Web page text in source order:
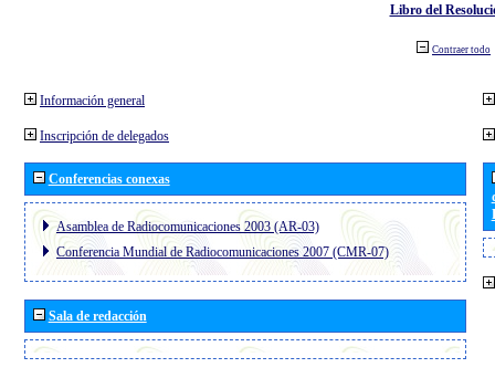
Libro del
Contraer todo
Información general
Inscripción de delegados
Conferencias conexas
Asamblea de Radiocomunicaciones 2003 (AR-03)
Conferencia Mundial de Radiocomunicaciones 2007 (CMR-07)
Sala de redacción